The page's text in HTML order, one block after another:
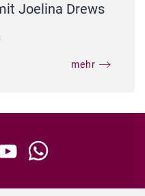
Joelina Drews
mehr